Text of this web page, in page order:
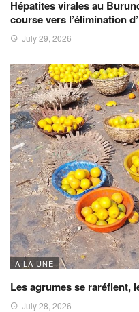
Hépatites virales au
course vers l’élimination
July 29, 2026
A LA UNE
Les agrumes se raréfient,
July 28, 2026